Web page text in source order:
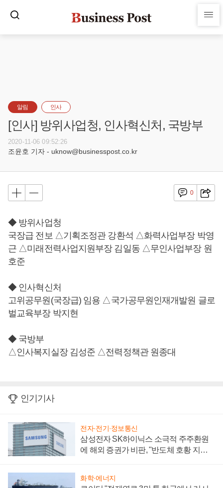
알림 인사
[인사] 방위사업청, 인사혁신처, 국방부
2020-11-06 09:52:26
조윤호 기자 - uknow@businesspost.co.kr
0
◆ 방위사업청
국장급 전보 △기획조정관 강환석 △화력사업부장 박영
근 △미래전력사업지원부장 김일동 △무인사업부장 원
호준
◆ 인사혁신처
고위공무원(국장급) 임용 △국가공무원인재개발원 글로
벌교육부장 박지현
◆ 국방부
△인사복지실장 김성준 △전력정책관 원종대
인기기사
전자·전기·정보통신
삼성전자 SK하이닉스 소극적 주주환원
에 해외 증권가 비판, "반도체 호황 지속
화학·에너지